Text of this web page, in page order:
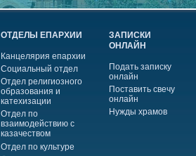
ОТДЕЛЫ ЕПАРХИИ
Канцелярия епархии
Социальный отдел
Отдел религиозного
образования и
катехизации
Отдел по
взаимодействию с
казачеством
Отдел по культуре
ЗАПИСКИ
ОНЛАЙН
Подать записку
онлайн
Поставить свечу
онлайн
Нужды храмов